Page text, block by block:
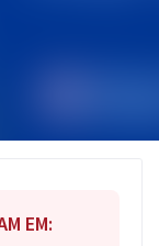
EM: